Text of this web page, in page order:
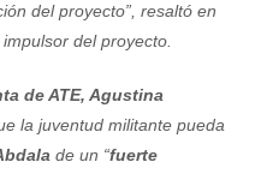
del proyecto”, resaltó en
del proyecto.
de ATE, Agustina
la juventud militante pueda
de un “fuerte